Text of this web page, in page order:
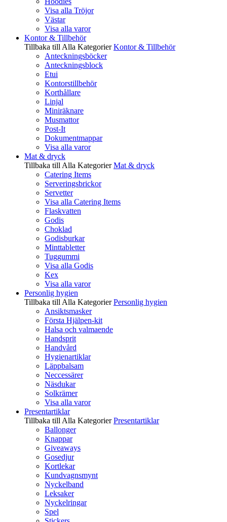
Visa alla Tröjor
Västar
Visa alla varor
Kontor & Tillbehör
Tillbaka till Alla Kategorier Kontor & Tillbehör
Anteckningsböcker
Anteckningsblock
Etui
Kontorstillbehör
Korthållare
Linjal
Miniräknare
Musmattor
Post-It
Dokumentmappar
Visa alla varor
Mat & dryck
Tillbaka till Alla Kategorier Mat & dryck
Catering Items
Serveringsbrickor
Servetter
Visa alla Catering Items
Flaskvatten
Godis
Choklad
Godisburkar
Minttabletter
Tuggummi
Visa alla Godis
Kex
Visa alla varor
Personlig hygien
Tillbaka till Alla Kategorier Personlig hygien
Ansiktsmasker
Första Hjälpen-kit
Halsa och valmaende
Handsprit
Handvård
Hygienartiklar
Läppbalsam
Neccessärer
Näsdukar
Solkrämer
Visa alla varor
Presentartiklar
Tillbaka till Alla Kategorier Presentartiklar
Ballonger
Knappar
Giveaways
Gosedjur
Kortlekar
Kundvagnsmynt
Nyckelband
Leksaker
Nyckelringar
Spel